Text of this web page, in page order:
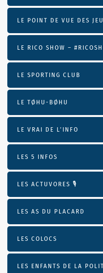
LE POINT DE VUE DES
LE RICO SHOW –
LE SPORTING CLUB
LE TØHU-BØHU
LE VRAI DE L’INFO
LES 5 INFOS
LES ACTUVORES 🎙
LES AS DU PLACARD
LES COLOCS
LES ENFANTS DE LA